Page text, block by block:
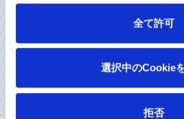
全て許可
選択中のCookie
拒否
西尾市民病院 整形外科
ン科部長
犬飼 規夫 先生